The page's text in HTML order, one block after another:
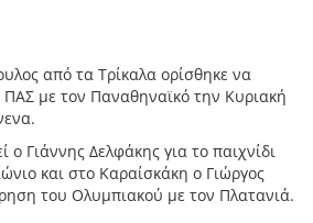
από τα Τρίκαλα ορίσθηκε να
ΠΑΣ με τον Παναθηναϊκό την Κυριακή
Γιάννης Δελφάκης για το παιχνίδι
και στο Καραίσκάκη ο Γιώργος
του Ολυμπιακού με τον Πλατανιά.